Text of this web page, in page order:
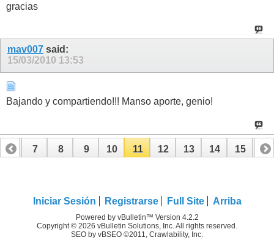
gracias
mav007 said:
15/03/2010 13:53
Bajando y compartiendo!!! Manso aporte, genio!
6 7 8 9 10 11 12 13 14 15 16
Iniciar Sesión Registrarse Full Site Arriba
Powered by vBulletin™ Version 4.2.2
Copyright © 2026 vBulletin Solutions, Inc. All rights reserved.
SEO by vBSEO ©2011, Crawlability, Inc.